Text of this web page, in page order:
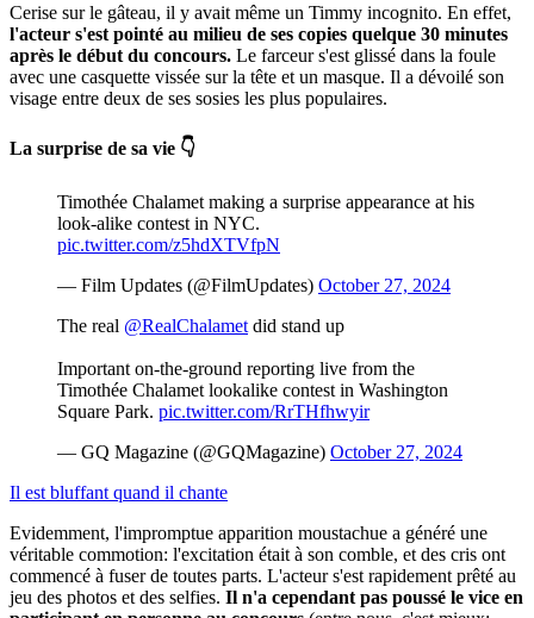
Cerise sur le gâteau, il y avait même un Timmy incognito. En effet,
l'acteur s'est pointé au milieu de ses copies quelque 30 minutes
après le début du concours. Le farceur s'est glissé dans la foule
avec une casquette vissée sur la tête et un masque. Il a dévoilé son
visage entre deux de ses sosies les plus populaires.
La surprise de sa vie 👇
Timothée Chalamet making a surprise appearance at his
look-alike contest in NYC.
pic.twitter.com/z5hdXTVfpN
— Film Updates (@FilmUpdates) October 27, 2024
The real @RealChalametdid stand up
Important on-the-ground reporting live from the
Timothée Chalamet lookalike contest in Washington
Square Park. pic.twitter.com/RrTHfhwyir
— GQ Magazine (@GQMagazine) October 27, 2024
Il est bluffant quand il chante
Evidemment, l'impromptue apparition moustachue a généré une
véritable commotion: l'excitation était à son comble, et des cris ont
commencé à fuser de toutes parts. L'acteur s'est rapidement prêté au
jeu des photos et des selfies. Il n'a cependant pas poussé le vice en